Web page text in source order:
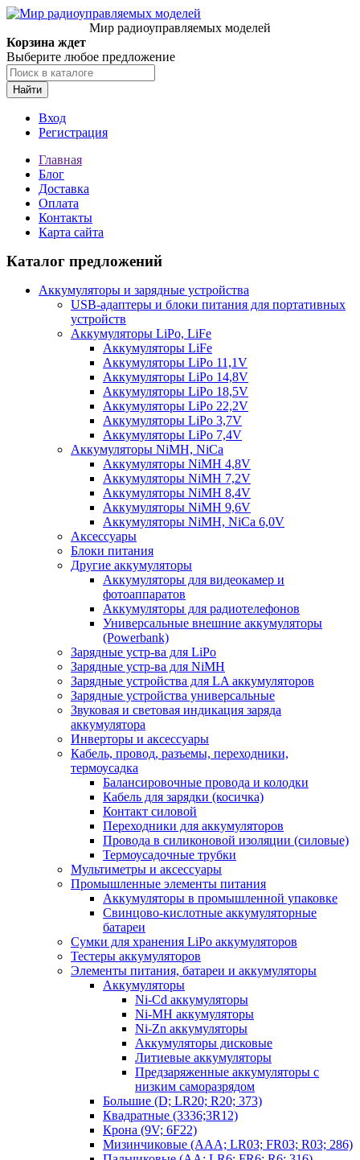
Мир радиоуправляемых моделей
Корзина ждет
Выберите любое предложение
Найти
Вход
Регистрация
Главная
Блог
Доставка
Оплата
Контакты
Карта сайта
Каталог предложений
Аккумуляторы и зарядные устройства
USB-адаптеры и блоки питания для портативных
устройств
Аккумуляторы LiPo, LiFe
Аккумуляторы LiFe
Аккумуляторы LiPo 11,1V
Аккумуляторы LiPo 14,8V
Аккумуляторы LiPo 18,5V
Аккумуляторы LiPo 22,2V
Аккумуляторы LiPo 3,7V
Аккумуляторы LiPo 7,4V
Аккумуляторы NiMH, NiCa
Аккумуляторы NiMH 4,8V
Аккумуляторы NiMH 7,2V
Аккумуляторы NiMH 8,4V
Аккумуляторы NiMH 9,6V
Аккумуляторы NiMH, NiCa 6,0V
Аксессуары
Блоки питания
Другие аккумуляторы
Аккумуляторы для видеокамер и
фотоаппаратов
Аккумуляторы для радиотелефонов
Универсальные внешние аккумуляторы
(Powerbank)
Зарядные устр-ва для LiPo
Зарядные устр-ва для NiMH
Зарядные устройства для LA аккумуляторов
Зарядные устройства универсальные
Звуковая и световая индикация заряда
аккумулятора
Инверторы и аксессуары
Кабель, провод, разъемы, переходники,
термоусадка
Балансировочные провода и колодки
Кабель для зарядки (косичка)
Контакт силовой
Переходники для аккумуляторов
Провода в силиконовой изоляции (силовые)
Термоусадочные трубки
Мультиметры и аксессуары
Промышленные элементы питания
Аккумуляторы в промышленной упаковке
Свинцово-кислотные аккумуляторные
батареи
Сумки для хранения LiPo аккумуляторов
Тестеры аккумуляторов
Элементы питания, батареи и аккумуляторы
Аккумуляторы
Ni-Cd аккумуляторы
Ni-MH аккумуляторы
Ni-Zn аккумуляторы
Аккумуляторы дисковые
Литиевые аккумуляторы
Предзаряженные аккумуляторы с
низким саморазрядом
Большие (D; LR20; R20; 373)
Квадратные (3336;3R12)
Крона (9V; 6F22)
Мизинчиковые (AAA; LR03; FR03; R03; 286)